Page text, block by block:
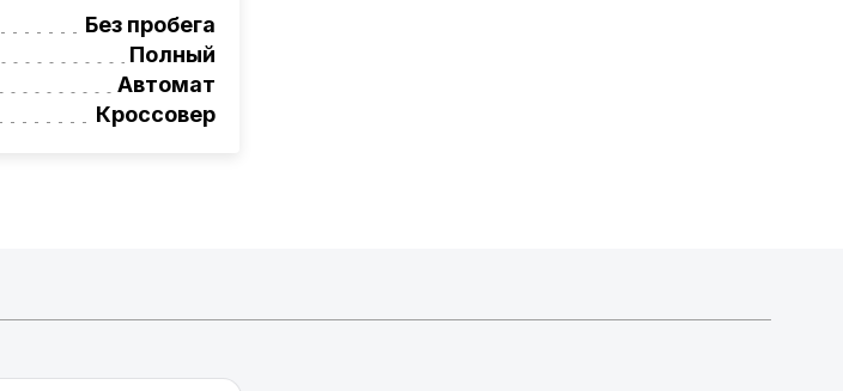
автомобили.
20
Без пробега
Полный
Автомат
Кроссовер